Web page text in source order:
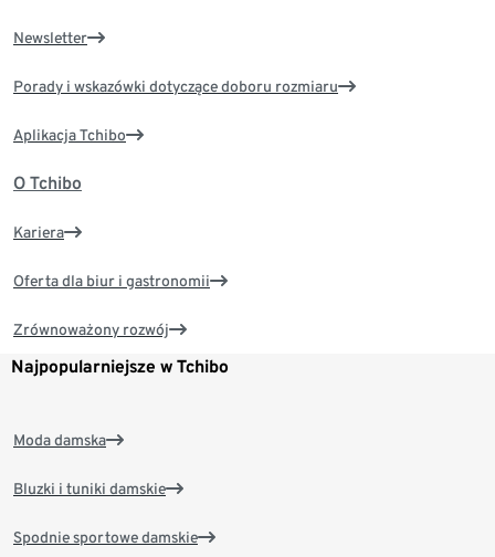
Newsletter
Porady i wskazówki dotyczące doboru rozmiaru
Aplikacja Tchibo
O Tchibo
Kariera
Oferta dla biur i gastronomii
Zrównoważony rozwój
Najpopularniejsze w Tchibo
Moda damska
Bluzki i tuniki damskie
Spodnie sportowe damskie